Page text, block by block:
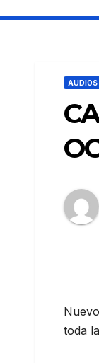
AUDIOS
toda